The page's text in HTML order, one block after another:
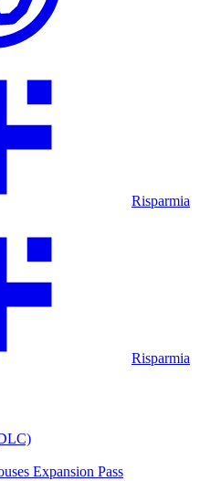
Risparmia
Risparmia
Expansion Pass